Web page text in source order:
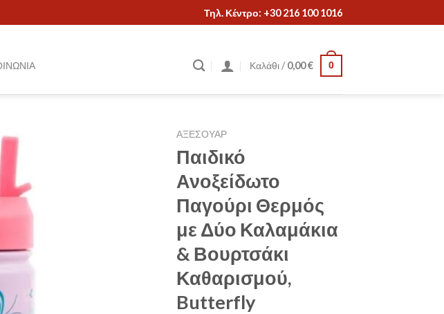
Τηλ. Κέντρο: +30 216 100 1016
Καλάθι /0,00€ 0
ΑΞΕΣΟΥΑΡ
Παιδικό
Ανοξείδωτο
Παγούρι Θερμός
με Δύο Καλαμάκια
& Βουρτσάκι
Καθαρισμού,
Butterfly